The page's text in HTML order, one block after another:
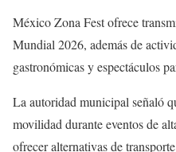
México Zona Fest ofrece
Mundial 2026, además de
gastronómicas y espectáculos
La autoridad municipal señaló
movilidad durante eventos de
ofrecer alternativas de